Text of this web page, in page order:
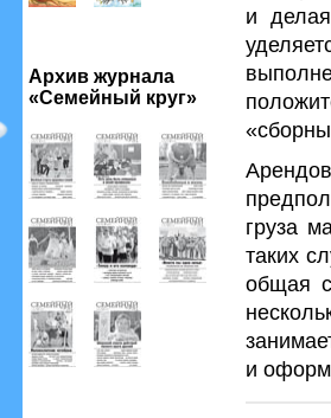
Архив журнала
«Семейный круг»
и
груза
таких
общая
и